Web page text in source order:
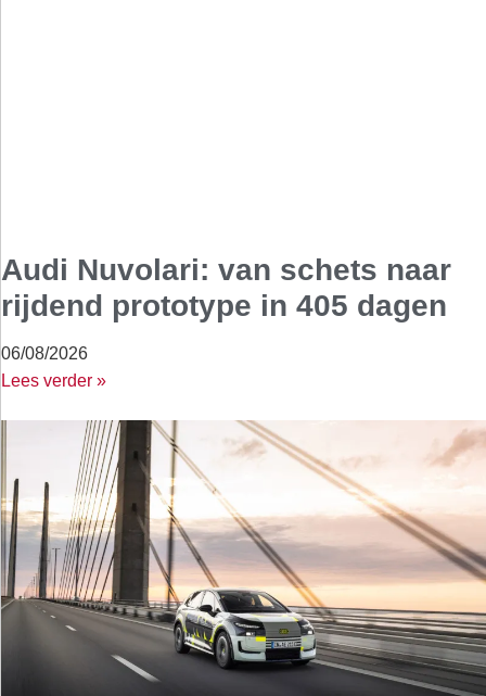
Audi Nuvolari: van schets naar
rijdend prototype in 405 dagen
06/08/2026
Lees verder »